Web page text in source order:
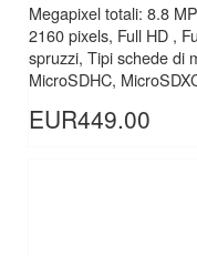
Megapixel totali: 8.8
2160 pixels, Full HD ,
spruzzi, Tipi schede di
MicroSDHC,
EUR449.00